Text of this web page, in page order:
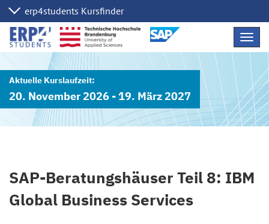
20. November 2026 - 19. März 2027
SAP-Beratungshäuser Teil 8: IBM
Global Business Services